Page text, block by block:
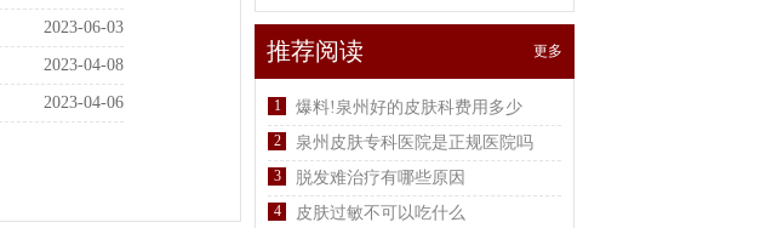
2023-06-03
2023-04-08
2023-04-06
推荐阅读 更多
1 爆料!泉州好的皮肤科费用多少
2 泉州皮肤专科医院是正规医院吗
3 脱发难治疗有哪些原因
4 皮肤过敏不可以吃什么